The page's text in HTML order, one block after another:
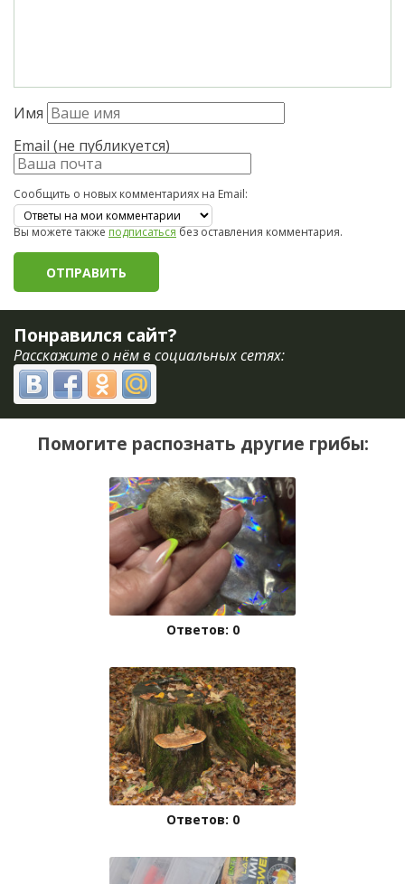
Имя
Email (не публикуется)
Сообщить о новых комментариях на Email:
Вы можете такжеподписатьсябез оставления комментария.
Понравился сайт?
Расскажите о нём в социальных сетях:
Помогите распознать другие грибы:
Ответов: 0
Ответов: 0